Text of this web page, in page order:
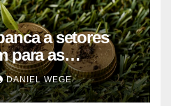
a setores
para as
mantém-se
DANIEL WEGE